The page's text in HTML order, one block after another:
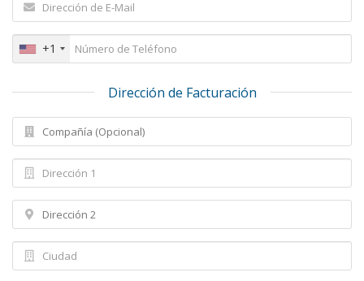
+1
Dirección de Facturación